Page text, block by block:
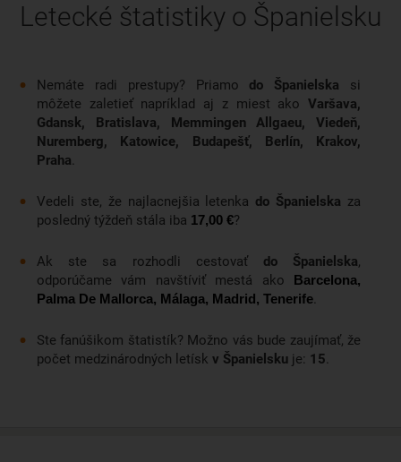
Letecké štatistiky o Španielsku
Nemáte radi prestupy? Priamo do Španielska si
môžete zaletieť napríklad aj z miest ako Varšava,
Gdansk, Bratislava, Memmingen Allgaeu, Viedeň,
Nuremberg, Katowice, Budapešť, Berlín, Krakov,
Praha.
Vedeli ste, že najlacnejšia letenka do Španielska za
posledný týždeň stála iba 17,00 €?
Ak ste sa rozhodli cestovať do Španielska,
odporúčame vám navštíviť mestá ako
Barcelona,
Palma De Mallorca, Málaga, Madrid, Tenerife.
Ste fanúšikom štatistík? Možno vás bude zaujímať, že
počet medzinárodných letísk v Španielsku je: 15.